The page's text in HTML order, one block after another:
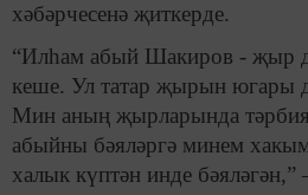
хәбәрчесенә җиткерде.
“Илһам абый Шакиров - җыр
кеше. Ул татар җырын югары
Мин аның җырларында
абыйны бәяләргә минем
халык күптән инде бәяләгән,”